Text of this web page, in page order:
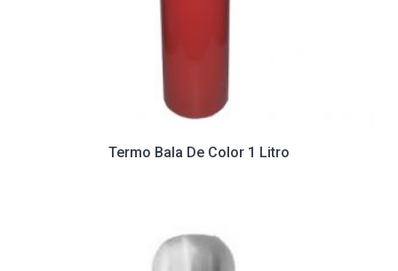
Termo Bala De Color 1 Litro